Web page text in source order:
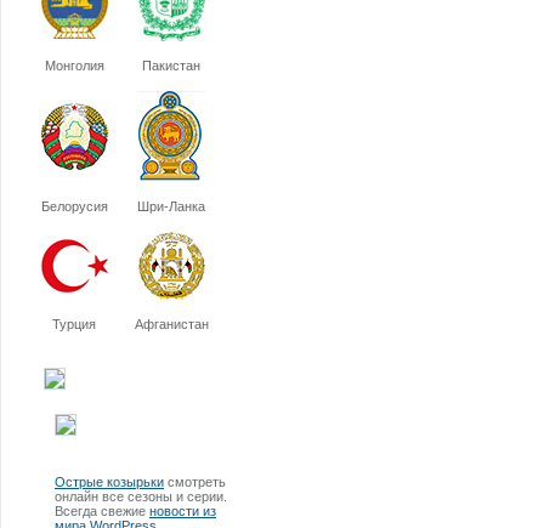
Монголия Пакистан
Белорусия Шри-Ланка
Турция Афганистан
Острые козырьки смотреть
онлайн все сезоны и серии.
Всегда свежие новости из